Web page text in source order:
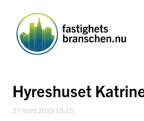
innehåll
Hyreshuset
27 mars 2019 15:15